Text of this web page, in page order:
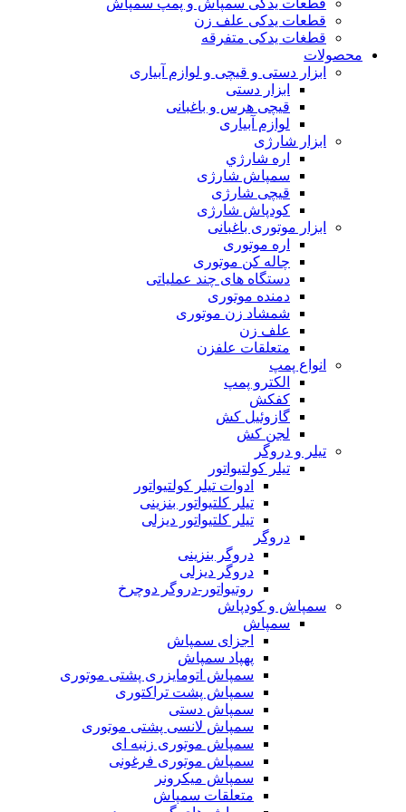
قطعات یدکی علف زن
قطغات یدکی متفرقه
محصولات
ابزار دستی و قیچی و لوازم آبیاری
ابزار دستی
قیچی هرس و باغبانی
لوازم آبیاری
ابزار شارژی
اره شارژي
سمپاش شارژی
قیچی شارژی
کودپاش شارژی
ابزار موتوری باغبانی
اره موتوری
چاله کن موتوری
دستگاه های چند عملیاتی
دمنده موتوری
شمشاد زن موتوری
علف زن
متعلقات علفزن
انواع پمپ
الکترو پمپ
کفکش
گازوئیل کش
لجن کش
تیلر و دروگر
تیلر کولتیواتور
ادوات تیلر کولتیواتور
تیلر کلتیواتور بنزینی
تیلر کلتیواتور دیزلی
دروگر
دروگر بنزینی
دروگر دیزلی
روتیواتور-دروگر دوچرخ
سمپاش و کودپاش
سمپاش
اجزای سمپاش
پهپاد سمپاش
سمپاش اتومایزری پشتی موتوری
سمپاش پشت تراکتوری
سمپاش دستی
سمپاش لانسی پشتی موتوری
سمپاش موتوری زنبه ای
سمپاش موتوری فرغونی
سمپاش میکرونر
متعلقات سمپاش